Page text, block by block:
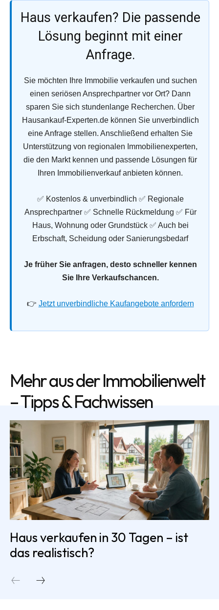
Haus verkaufen? Die passende
Lösung beginnt mit einer
Anfrage.
Sie möchten Ihre Immobilie verkaufen und suchen
einen seriösen Ansprechpartner vor Ort? Dann
sparen Sie sich stundenlange Recherchen. Über
Hausankauf-Experten.de können Sie unverbindlich
eine Anfrage stellen. Anschließend erhalten Sie
Unterstützung von regionalen Immobilienexperten,
die den Markt kennen und passende Lösungen für
Ihren Immobilienverkauf anbieten können.
✅ Kostenlos & unverbindlich ✅ Regionale
Ansprechpartner ✅ Schnelle Rückmeldung ✅ Für
Haus, Wohnung oder Grundstück ✅ Auch bei
Erbschaft, Scheidung oder Sanierungsbedarf
Je früher Sie anfragen, desto schneller kennen
Sie Ihre Verkaufschancen.
👉 Jetzt unverbindliche Kaufangebote anfordern
Mehr aus der Immobilienwelt
– Tipps & Fachwissen
Haus verkaufen in 30 Tagen – ist
das realistisch?